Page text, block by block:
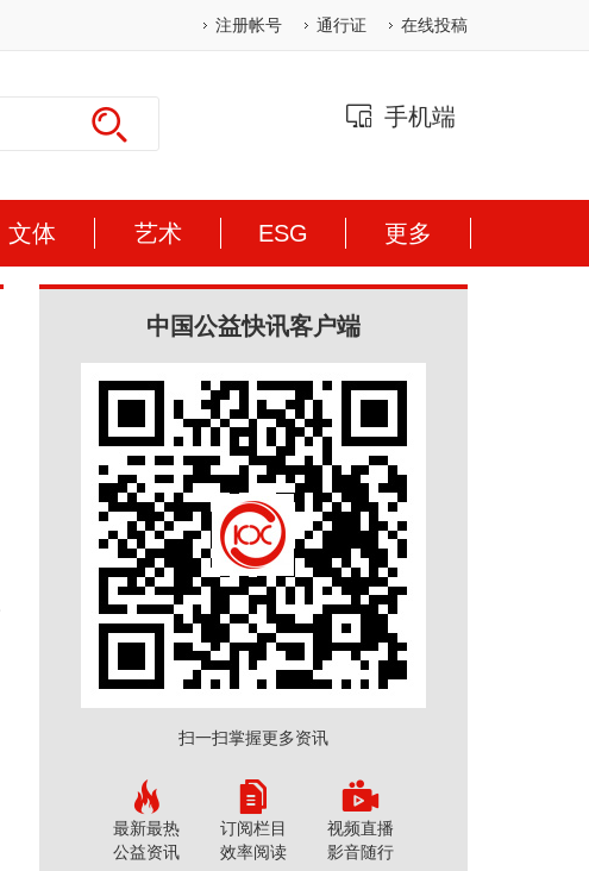
注册帐号 通行证 在线投稿
手机端
文体 艺术 ESG 更多
中国公益快讯客户端
扫一扫掌握更多资讯
最新最热
公益资讯
订阅栏目
效率阅读
视频直播
影音随行